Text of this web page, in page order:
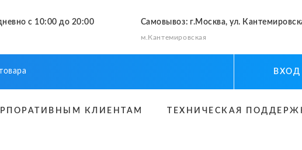
с 10:00 до 20:00 Самовывоз: г.Москва, ул.
м.Кантемировская
ВХОД
КЛИЕНТАМ ТЕХНИЧЕСКАЯ